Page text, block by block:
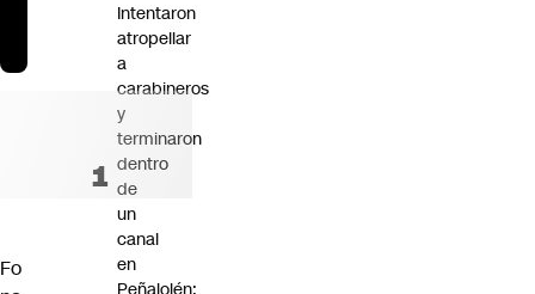
Fo
Intentaron
atropellar
a
carabineros
y
terminaron
dentro
de
un
canal
en
Peñalolén: